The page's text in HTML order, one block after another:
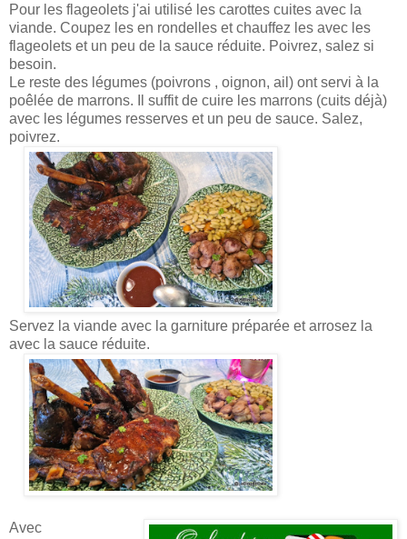
Pour les flageolets j'ai utilisé les carottes cuites avec la
viande. Coupez les en rondelles et chauffez les avec les
flageolets et un peu de la sauce réduite. Poivrez, salez si
besoin.
Le reste des légumes (poivrons , oignon, ail) ont servi à la
poêlée de marrons. Il suffit de cuire les marrons (cuits déjà)
avec les légumes resserves et un peu de sauce. Salez,
poivrez.
Servez la viande avec la garniture préparée et arrosez la
avec la sauce réduite.
Avec